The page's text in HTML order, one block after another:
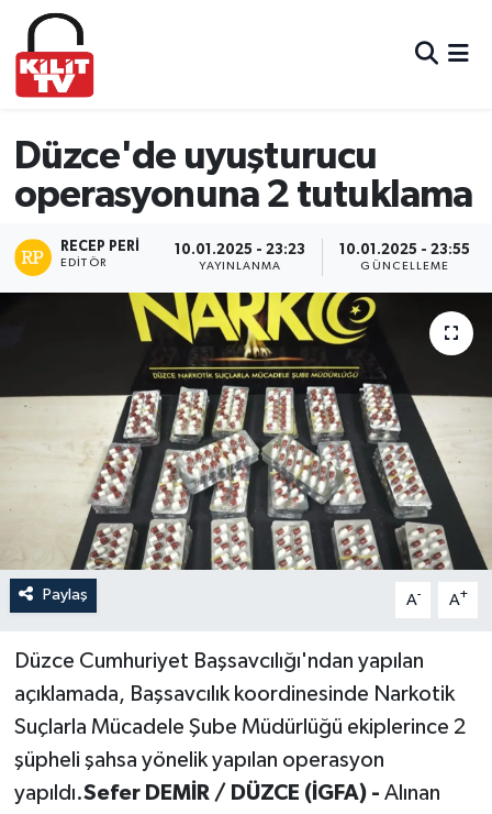
Düzce'de uyuşturucu
operasyonuna 2 tutuklama
RECEP PERI
EDITÖR
10.01.2025 - 23:23
YAYINLANMA
10.01.2025 - 23:55
GÜNCELLEME
Paylaş A- A+
Düzce Cumhuriyet Başsavcılığı'ndan yapılan
açıklamada, Başsavcılık koordinesinde Narkotik
Suçlarla Mücadele Şube Müdürlüğü ekiplerince 2
şüpheli şahsa yönelik yapılan operasyon
yapıldı.Sefer DEMİR / DÜZCE (İGFA) - Alınan
Hava Durumu
Trafik Durumu
Süper Lig Puan Durumu ve Fikstür
Tüm Manşetler
Son Dakika Haberleri
Haber Arşivi